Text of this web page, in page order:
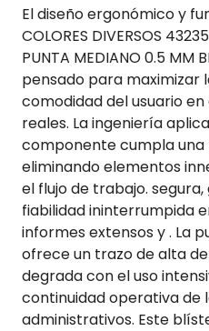
El diseño ergonómico y
COLORES DIVERSOS
PUNTA MEDIANO 0.5 MM
pensado para maximizar
comodidad del usuario
reales. La ingeniería
componente cumpla
eliminando elementos
el flujo de trabajo.
fiabilidad ininterrumpida
informes extensos y . La
ofrece un trazo de alta
degrada con el uso
continuidad operativa de
administrativos. Este